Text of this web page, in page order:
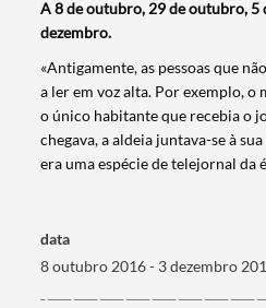
A 8 de outubro, 29 de outubro, 5
dezembro.
«Antigamente, as pessoas que
a ler em voz alta. Por exemplo, o
o único habitante que recebia o
chegava, a aldeia juntava-se à
era uma espécie de telejornal da
data
8 outubro 2016 - 3 dezembro